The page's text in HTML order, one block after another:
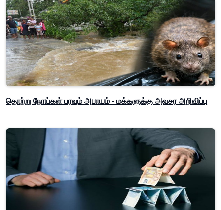
தொற்று நோய்கள் பரவும் அபாயம் - மக்களுக்கு அவசர அறிவிப்பு